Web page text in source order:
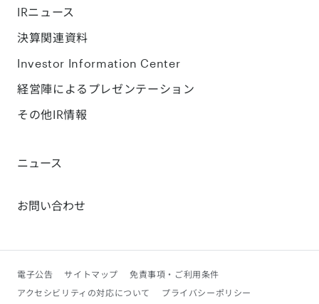
IRニュース
決算関連資料
Investor Information Center
経営陣によるプレゼンテーション
その他IR情報
ニュース
お問い合わせ
電子公告 サイトマップ
免責事項・ご利用条件
アクセシビリティの対応について
プライバシーポリシー